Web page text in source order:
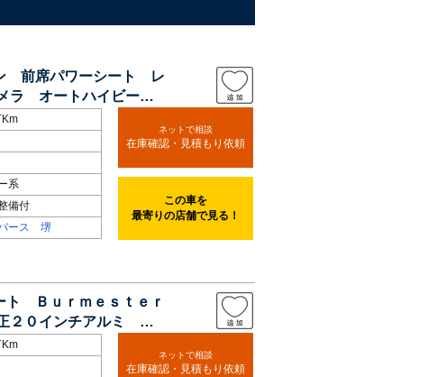
前席パワーシート レ
ラ オートハイビー
系
備付
ース 堺
ネットで相談
在庫確認・見積もり依頼
この車を
最寄りの店舗で見る！
ト Ｂｕｒｍｅｓｔｅｒ
２０インチアルミ 全
ネットで相談
在庫確認・見積もり依頼